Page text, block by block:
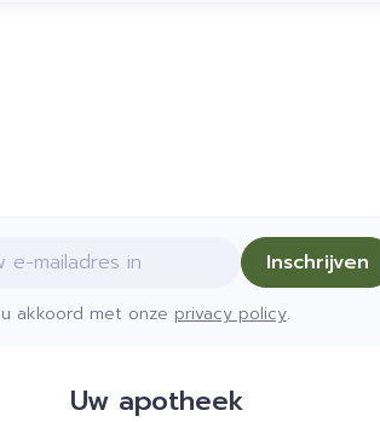
Inschrijven
akkoord met onze privacy policy.
Uw apotheek